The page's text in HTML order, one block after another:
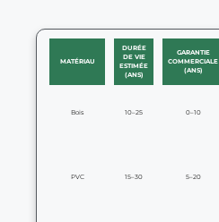
MATÉRIAU
DURÉE
DE VIE
ESTIMÉE
(ANS)
GARANTIE
COMMERCIALE
(ANS)
Bois 10–25 0–10
PVC 15–30 5–20